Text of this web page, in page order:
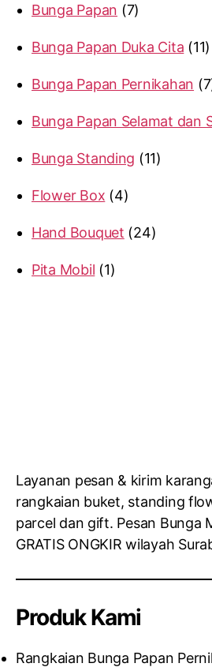
Bunga Papan 7
Bunga Papan Duka Cita 11
Bunga Papan Pernikahan 7
Bunga Papan Selamat dan
Bunga Standing 11
Flower Box 4
Hand Bouquet 24
Pita Mobil 1
Layanan pesan & kirim
rangkaian buket, standing
parcel dan gift. Pesan Bunga
GRATIS ONGKIR wilayah
Produk Kami
Rangkaian Bunga Papan